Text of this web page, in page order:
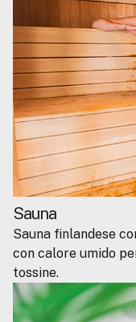
Sauna
Sauna finlandese
con calore umido
tossine.